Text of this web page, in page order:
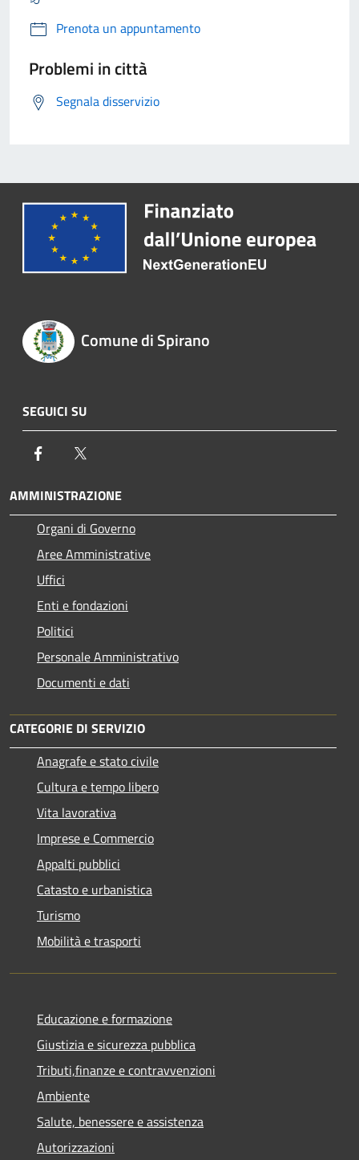
Prenota un appuntamento
Problemi in città
Segnala disservizio
Comune di Spirano
SEGUICI SU
Facebook
AMMINISTRAZIONE
Organi di Governo
Aree Amministrative
Uffici
Enti e fondazioni
Politici
Personale Amministrativo
Documenti e dati
CATEGORIE DI SERVIZIO
Anagrafe e stato civile
Cultura e tempo libero
Vita lavorativa
Imprese e Commercio
Appalti pubblici
Catasto e urbanistica
Turismo
Mobilità e trasporti
Educazione e formazione
Giustizia e sicurezza pubblica
Tributi,finanze e contravvenzioni
Ambiente
Salute, benessere e assistenza
Autorizzazioni